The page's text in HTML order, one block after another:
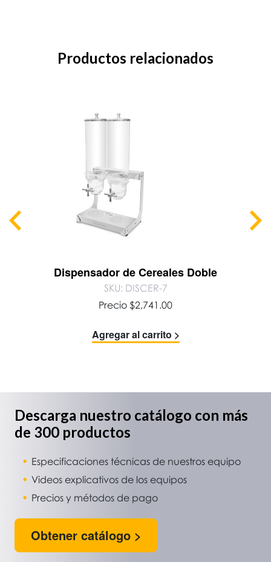
Productos relacionados
Dispensador de Cereales Doble
SKU: DISCER-7
Precio $2,741.00
Agregar al carrito >
Descarga nuestro catálogo con más
de 300 productos
Especificaciones técnicas de nuestros equipo
Videos explicativos de los equipos
Precios y métodos de pago
Obtener catálogo >